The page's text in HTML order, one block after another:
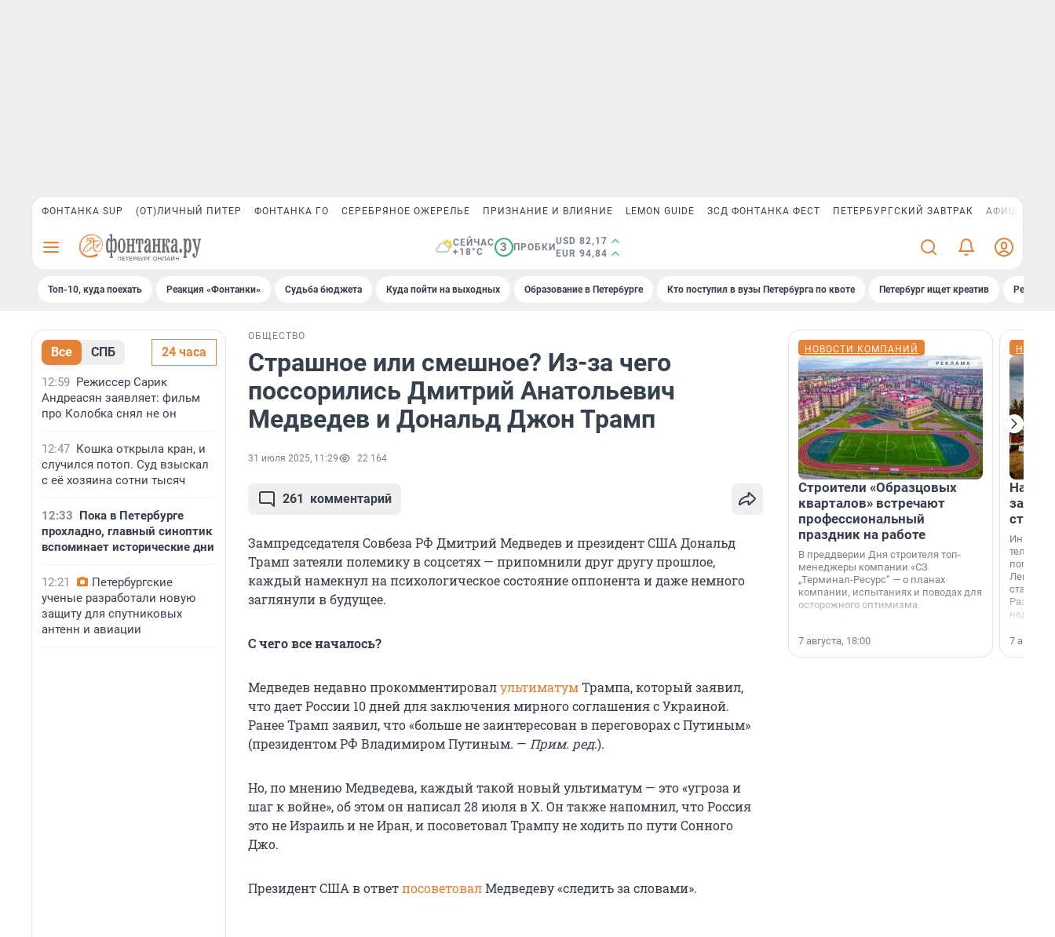
ФОНТАНКА SUP (ОТ)ЛИЧНЫЙ ПИТЕР ФОНТАНКА ГО СЕРЕБРЯНОЕ ОЖЕРЕЛЬЕ ПРИЗНАНИЕ И ВЛИЯНИЕ LEMON GUIDE ЗСД ФОНТАНКА ФЕСТ ПЕТЕРБУРГСКИЙ ЗАВТРАК АФИША PLUS
СЕЙЧАС
+18°C
3 ПРОБКИ
USD 82,17
EUR 94,84
Топ-10, куда поехать Реакция «Фонтанки» Судьба бюджета Куда пойти на выходных Образование в Петербурге Кто поступил в вузы Петербурга по квоте Петербург ищет креатив
Все СПБ 24 часа
12:59 Режиссер Сарик
Андреасян заявляет: фильм
про Колобка снял не он
12:47 Кошка открыла кран, и
случился потоп. Суд взыскал
с её хозяина сотни тысяч
12:33 Пока в Петербурге
прохладно, главный синоптик
вспоминает исторические дни
12:21
Петербургские
ученые разработали новую
защиту для спутниковых
антенн и авиации
ОБЩЕСТВО
Страшное или смешное? Из-за чего
поссорились Дмитрий Анатольевич
Медведев и Дональд Джон Трамп
31 июля 2025, 11:29 22 164
261 комментарий
Зампредседателя Совбеза РФ Дмитрий Медведев и президент США Дональд
Трамп затеяли полемику в соцсетях — припомнили друг другу прошлое,
каждый намекнул на психологическое состояние оппонента и даже немного
заглянули в будущее.
С чего все началось?
Медведев недавно прокомментировалультиматумТрампа, который заявил,
что дает России 10 дней для заключения мирного соглашения с Украиной.
Ранее Трамп заявил, что «больше не заинтересован в переговорах с Путиным»
(президентом РФ Владимиром Путиным. — Прим. ред.).
Но, по мнению Медведева, каждый такой новый ультиматум — это «угроза и
шаг к войне», об этом он написал 28 июля в Х. Он также напомнил, что Россия
это не Израиль и не Иран, и посоветовал Трампу не ходить по пути Сонного
Джо.
Президент США в ответпосоветовалМедведеву «следить за словами».
НОВОСТИ КОМПАНИЙ
Строители «Образцовых
кварталов» встречают
профессиональный
праздник на работе
В преддверии Дня строителя топ-
менеджеры компании «СЗ
„Терминал-Ресурс“ — о планах
компании, испытаниях и поводах для
осторожного оптимизма.
7 августа, 18:00
На
станции
7